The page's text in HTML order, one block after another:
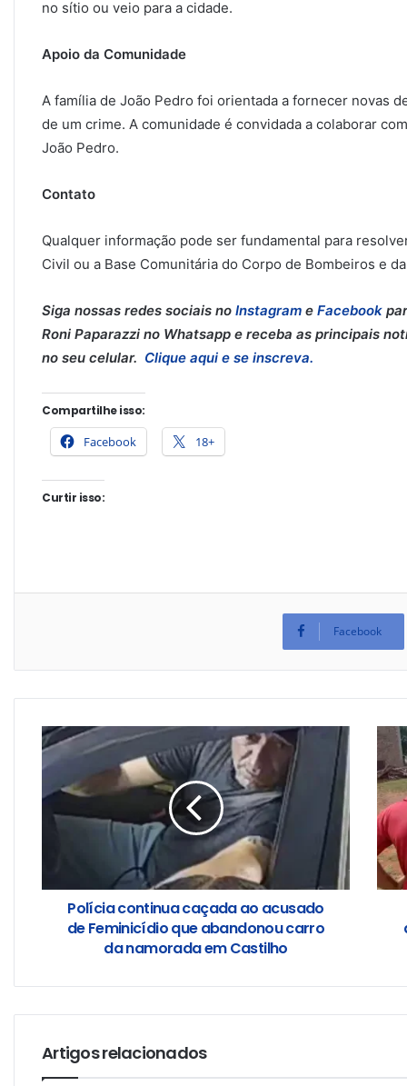
no sítio ou veio para a cidade.
Apoio da Comunidade
A família de João Pedro foi orientada a fornecer novas
de um crime. A comunidade é convidada a colaborar
João Pedro.
Contato
Qualquer informação pode ser fundamental para
Civil ou a Base Comunitária do Corpo de Bombeiros e
Siga nossas redes sociais no Instagram e Facebook
Roni Paparazzi no Whatsapp e receba as principais
no seu celular. Clique aqui e se inscreva.
Compartilhe isso:
Facebook 18+
Curtir isso:
Facebook
Polícia continua caçada ao acusado
de Feminicídio que abandonou carro
da namorada em Castilho
Artigos relacionados